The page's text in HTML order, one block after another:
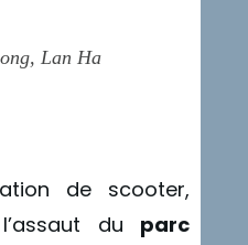
Lan Ha
de scooter,
du parc